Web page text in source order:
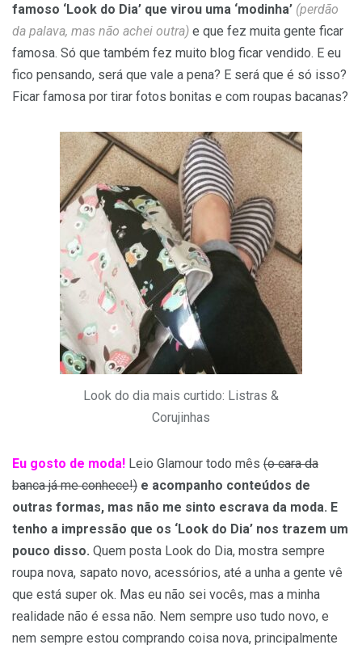
famoso ‘Look do Dia’ que virou uma ‘modinha’ (perdão
da palava, mas não achei outra) e que fez muita gente ficar
famosa. Só que também fez muito blog ficar vendido. E eu
fico pensando, será que vale a pena? E será que é só isso?
Ficar famosa por tirar fotos bonitas e com roupas bacanas?
Look do dia mais curtido: Listras &
Corujinhas
Eu gosto de moda! Leio Glamour todo mês (o cara da
banca já me conhece!) e acompanho conteúdos de
outras formas, mas não me sinto escrava da moda. E
tenho a impressão que os ‘Look do Dia’ nos trazem um
pouco disso. Quem posta Look do Dia, mostra sempre
roupa nova, sapato novo, acessórios, até a unha a gente vê
que está super ok. Mas eu não sei vocês, mas a minha
realidade não é essa não. Nem sempre uso tudo novo, e
nem sempre estou comprando coisa nova, principalmente